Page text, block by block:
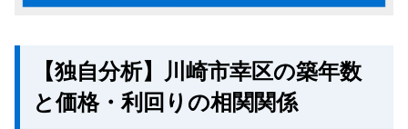
【独自分析】川崎市幸区の築年数
と価格・利回りの相関関係